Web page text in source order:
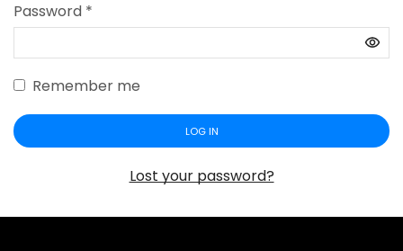
Password *
Remember me
LOG IN
Lost your password?